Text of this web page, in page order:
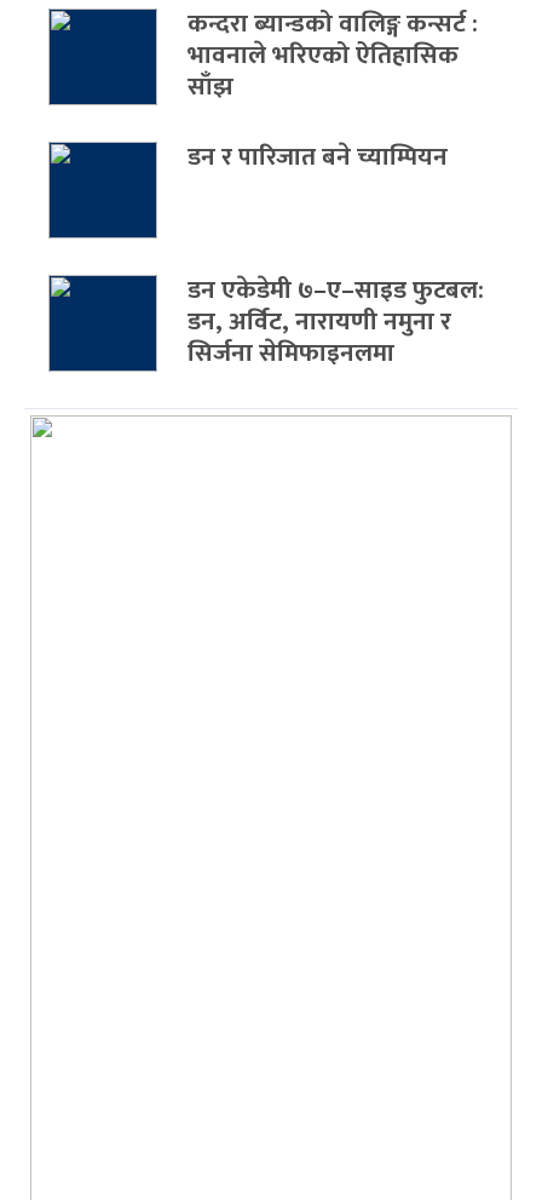
कन्दरा ब्यान्डको वालिङ्ग कन्सर्ट :
भावनाले भरिएको ऐतिहासिक
साँझ
डन र पारिजात बने च्याम्पियन
डन एकेडेमी ७–ए–साइड फुटबल:
डन, अर्विट, नारायणी नमुना र
सिर्जना सेमिफाइनलमा